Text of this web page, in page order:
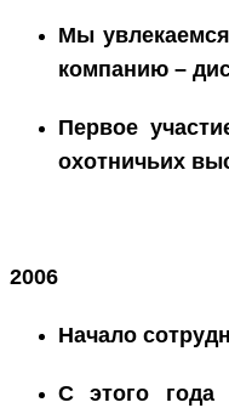
Мы
компанию –
Первое
охотничьих
2006
Начало
С этого года